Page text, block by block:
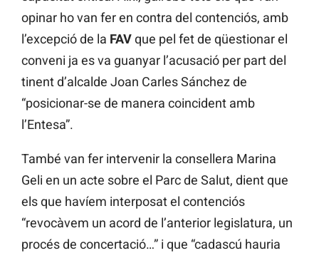
opinar ho van fer en contra del contenciós, amb
l’excepció de la FAVque pel fet de qüestionar el
conveni ja es va guanyar l’acusació per part del
tinent d’alcalde Joan Carles Sánchez de
“posicionar-se de manera coincident amb
l’Entesa”.
També van fer intervenir la consellera Marina
Geli en un acte sobre el Parc de Salut, dient que
els que havíem interposat el contenciós
“revocàvem un acord de l’anterior legislatura, un
procés de concertació…” i que “cadascú hauria